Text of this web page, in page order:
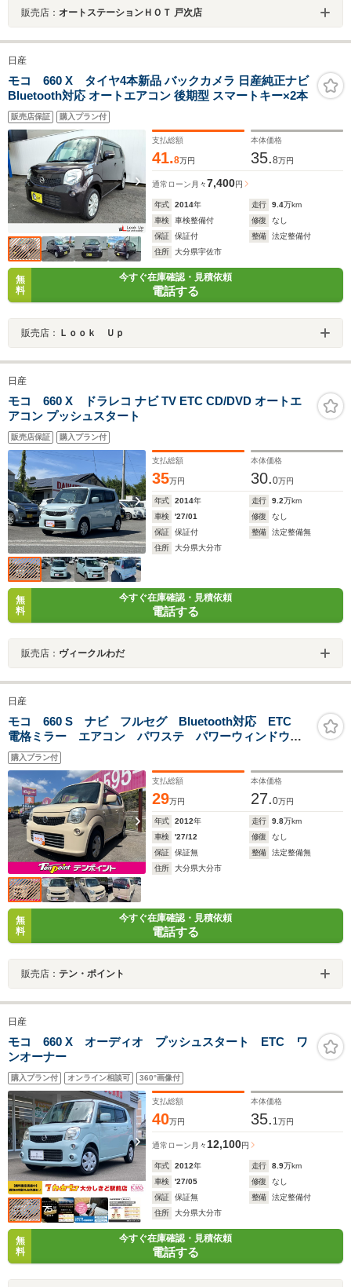
販売店： オートステーションＨＯＴ 戸次店
日産
モコ 660 X タイヤ4本新品 バックカメラ 日産純正ナビ
Bluetooth対応 オートエアコン 後期型 スマートキー×2本
販売店保証 購入プラン付
支払総額
41.8万円
本体価格
35.8万円
通常ローン 月々7,400円
年式 2014年 走行 9.4万km
車検
車検整備付 修復
なし
保証
保証付 整備
法定整備付
住所
大分県宇佐市
無
料
今すぐ在庫確認・見積依頼
電話する
販売店： Ｌｏｏｋ Ｕｐ
日産
モコ 660 X ドラレコ ナビ TV ETC CD/DVD オートエ
アコン プッシュスタート
販売店保証 購入プラン付
支払総額
35万円
本体価格
30.0万円
年式 2014年 走行 9.2万km
車検
'27/01 修復
なし
保証
保証付 整備
法定整備無
住所
大分県大分市
無
料
今すぐ在庫確認・見積依頼
電話する
販売店： ヴィークルわだ
日産
モコ 660 S ナビ フルセグ Bluetooth対応 ETC
電格ミラー エアコン パワステ パワーウィンドウ
Wエアバッグ ベンチシート
購入プラン付
支払総額
29万円
本体価格
27.0万円
年式 2012年 走行 9.8万km
車検
'27/12 修復
なし
保証
保証無 整備
法定整備無
住所
大分県大分市
無
料
今すぐ在庫確認・見積依頼
電話する
販売店： テン・ポイント
日産
モコ 660 X オーディオ プッシュスタート ETC ワ
ンオーナー
購入プラン付 オンライン相談可 360°画像付
支払総額
40万円
本体価格
35. 1 万円
通常ローン 月々 12,100円
年式 2012年 走行 8.9万km
車検
'27/05 修復
なし
保証
保証無 整備
法定整備付
住所
大分県大分市
無
料
今すぐ在庫確認・見積依頼
電話する